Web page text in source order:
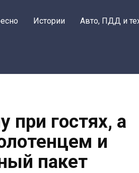
Истории Авто, ПДД и
при гостях, а
и
пакет